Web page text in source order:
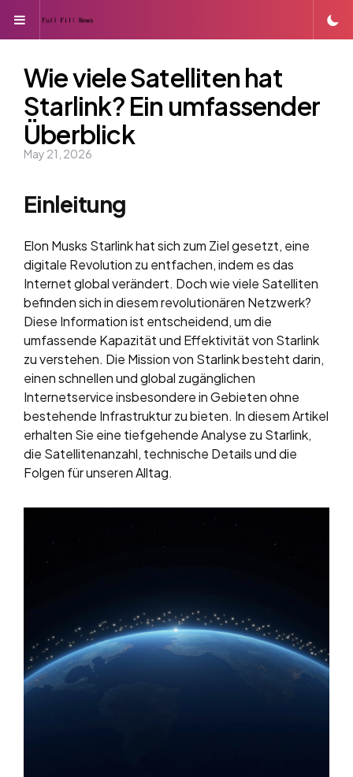
Menu
Wie viele Satelliten hat
Starlink? Ein umfassender
Überblick
May 21, 2026
Einleitung
Elon Musks Starlink hat sich zum Ziel gesetzt, eine
digitale Revolution zu entfachen, indem es das
Internet global verändert. Doch wie viele Satelliten
befinden sich in diesem revolutionären Netzwerk?
Diese Information ist entscheidend, um die
umfassende Kapazität und Effektivität von Starlink
zu verstehen. Die Mission von Starlink besteht darin,
einen schnellen und global zugänglichen
Internetservice insbesondere in Gebieten ohne
bestehende Infrastruktur zu bieten. In diesem Artikel
erhalten Sie eine tiefgehende Analyse zu Starlink,
die Satellitenanzahl, technische Details und die
Folgen für unseren Alltag.